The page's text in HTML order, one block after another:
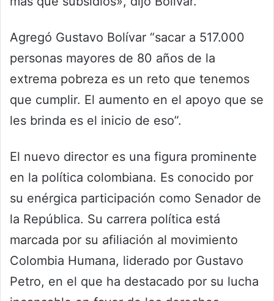
Agregó Gustavo Bolívar “sacar a 517.000
personas mayores de 80 años de la
extrema pobreza es un reto que tenemos
que cumplir. El aumento en el apoyo que se
les brinda es el inicio de eso”.
El nuevo director es una figura prominente
en la política colombiana. Es conocido por
su enérgica participación como Senador de
la República. Su carrera política está
marcada por su afiliación al movimiento
Colombia Humana, liderado por Gustavo
Petro, en el que ha destacado por su lucha